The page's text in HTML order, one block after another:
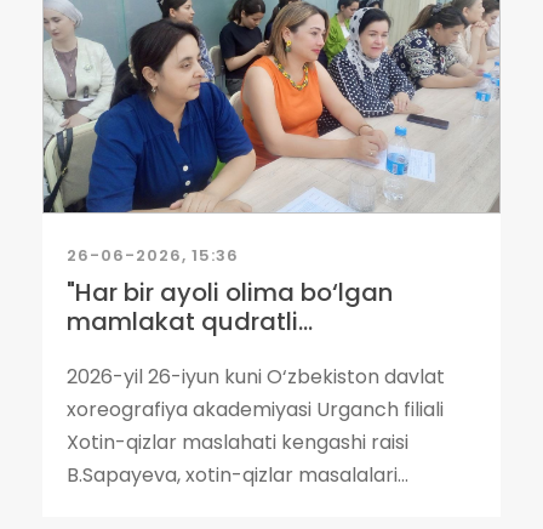
26-06-2026, 15:36
"Har bir ayoli olima bo‘lgan
mamlakat qudratli...
2026-yil 26-iyun kuni O‘zbekiston davlat
xoreografiya akademiyasi Urganch filiali
Xotin-qizlar maslahati kengashi raisi
B.Sapayeva, xotin-qizlar masalalari...